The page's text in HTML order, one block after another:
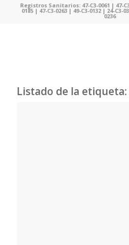
Registros Sanitarios: 47-C3-0061 | 47-
0185 | 47-C3-0263 | 49-C3-0132 | 24-C3-
0236
Listado de la etiqueta: